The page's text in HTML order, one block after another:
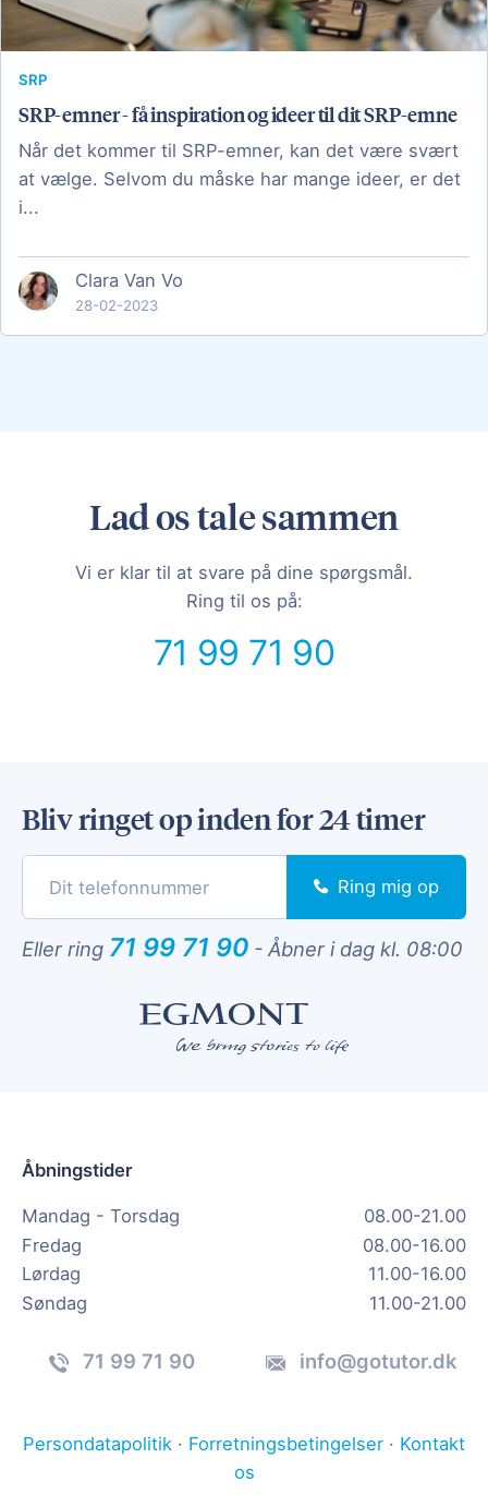
SRP
SRP-emner - få inspiration og ideer til dit SRP-emne
Når det kommer til SRP-emner, kan det være svært
at vælge. Selvom du måske har mange ideer, er det
i...
Clara Van Vo
28-02-2023
Lad os tale sammen
Vi er klar til at svare på dine spørgsmål.
Ring til os på:
71 99 71 90
Bliv ringet op inden for 24 timer
Ring mig op
Eller ring 71 99 71 90 - Åbner i dag kl. 08:00
Åbningstider
Mandag - Torsdag
08.00-21.00
Fredag
08.00-16.00
Lørdag
11.00-16.00
Søndag
11.00-21.00
71 99 71 90 info@gotutor.dk
Persondatapolitik · Forretningsbetingelser · Kontakt
os